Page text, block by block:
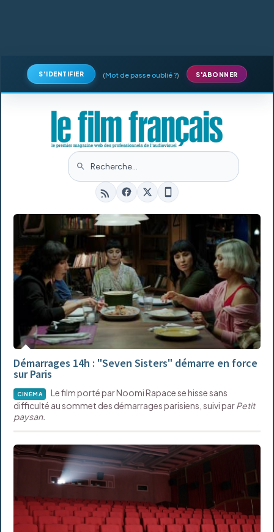
S'IDENTIFIER (Mot de passe oublié ?) S'ABONNER
Démarrages 14h : "Seven Sisters" démarre en force
sur Paris
CINÉMA
Le film porté par Noomi Rapace se hisse sans
difficulté au sommet des démarrages parisiens, suivi parPetit
paysan.